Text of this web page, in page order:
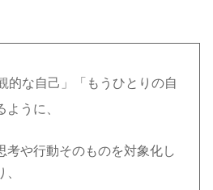
的な自己」「もうひとりの自
うに、
考や行動そのものを対象化し